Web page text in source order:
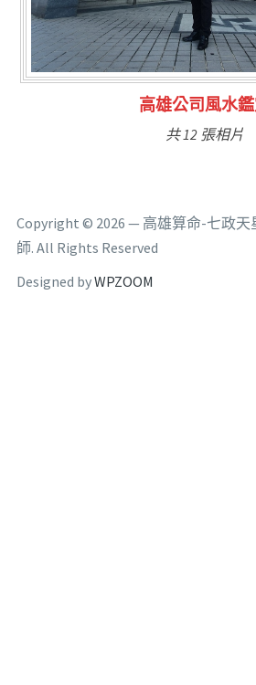
林氏福主量子生
共 6 張相片
Copyright © 2026 — 高雄算命-七政
師. All Rights Reserved
Designed byWPZOOM